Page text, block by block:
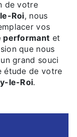
de votre
Roi, nous
vos
performant et
que nous
grand souci
étude de votre
le-Roi.